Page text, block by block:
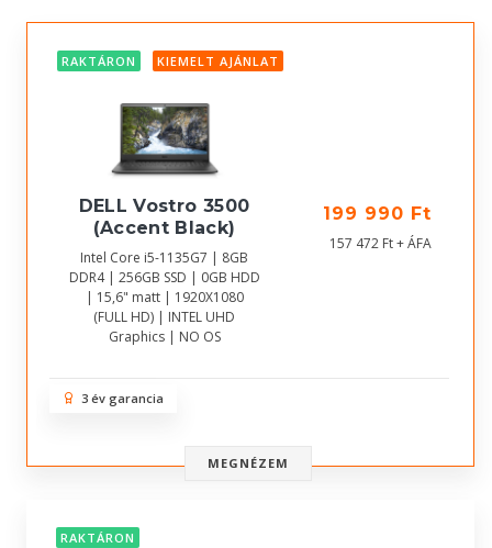
RAKTÁRON KIEMELT AJÁNLAT
DELL Vostro 3500
(Accent Black)
Intel Core i5-1135G7 | 8GB
DDR4 | 256GB SSD | 0GB HDD
| 15,6" matt | 1920X1080
(FULL HD) | INTEL UHD
Graphics | NO OS
199 990 Ft
157 472 Ft + ÁFA
3 év garancia
MEGNÉZEM
RAKTÁRON